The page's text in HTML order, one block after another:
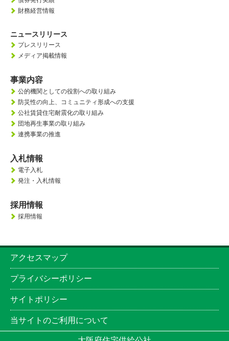
財務経営情報
ニュースリリース
プレスリリース
メディア掲載情報
事業内容
公的機関としての役割への取り組み
防災性の向上、 コミュニティ形成への支援
公社賃貸住宅耐震化の取り組み
団地再生事業の取り組み
連携事業の推進
入札情報
電子入札
発注・入札情報
採用情報
採用情報
アクセスマップ
プライバシーポリシー
サイトポリシー
当サイトのご利用について